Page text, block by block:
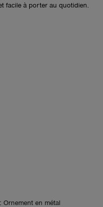
facile à porter au quotidien.
: Ornement en métal